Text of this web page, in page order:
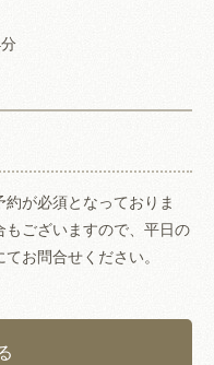
が必須となっておりま
ございますので、平日の
お問合せください。